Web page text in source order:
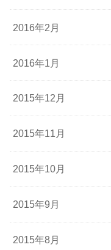
2016年2月
2016年1月
2015年12月
2015年11月
2015年10月
2015年9月
2015年8月